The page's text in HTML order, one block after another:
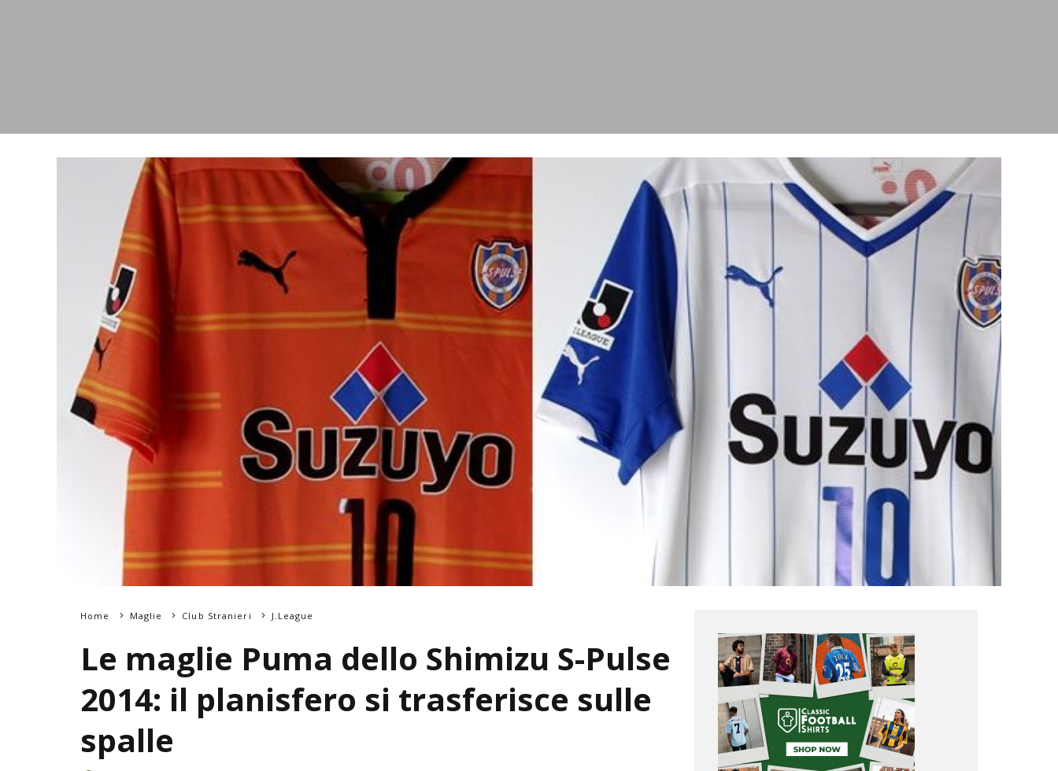
Home Maglie Club Stranieri J.League
Le maglie Puma dello Shimizu S-Pulse
2014: il planisfero si trasferisce sulle
spalle